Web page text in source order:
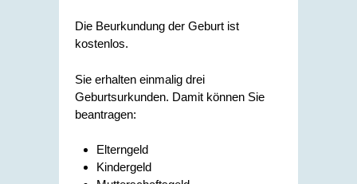
Die Beurkundung der Geburt ist
kostenlos.
Sie erhalten einmalig drei
Geburtsurkunden. Damit können Sie
beantragen:
Elterngeld
Kindergeld